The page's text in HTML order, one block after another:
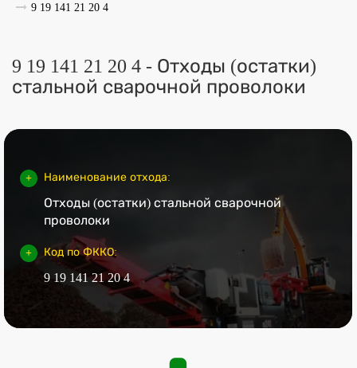
9 19 141 21 20 4
9 19 141 21 20 4 - Отходы (остатки)
стальной сварочной проволоки
Наименование отхода:
Отходы (остатки) стальной сварочной
проволоки
Код по ФККО:
9 19 141 21 20 4